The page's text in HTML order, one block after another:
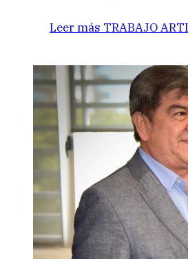
Leer más TRABAJO